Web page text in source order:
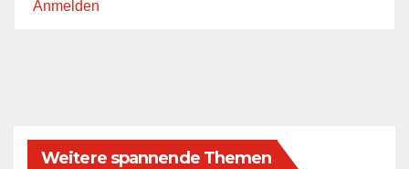
Anmelden
Weitere spannende Themen